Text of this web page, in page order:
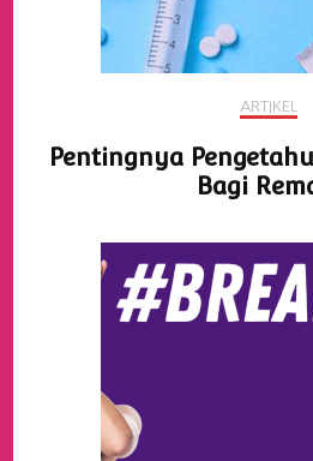
ARTIKEL
Pentingnya
Bagi